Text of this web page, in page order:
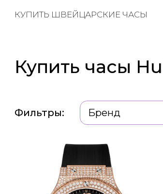
КУПИТЬ ШВЕЙЦАРСКИЕ ЧАСЫ
Купить часы
Фильтры: Бренд